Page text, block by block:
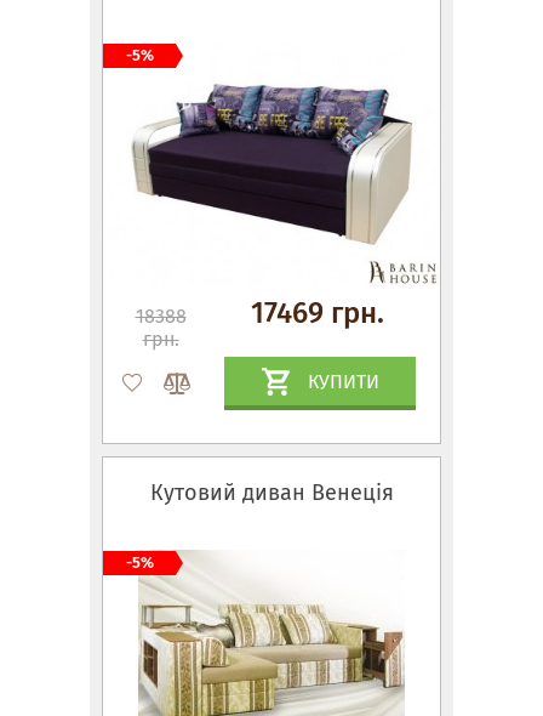
18388
грн.
17469 грн.
КУПИТИ
-5%
Кутовий диван Венеція
-5%